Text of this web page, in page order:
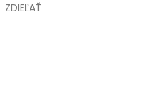
ZDIEĽAŤ